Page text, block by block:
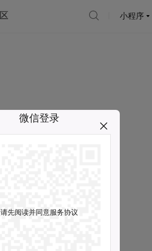
小程序
微信登录
请先阅读并同意服务协议